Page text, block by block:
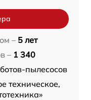
– 5 лет
– 1 340
пылесосов
техническое,